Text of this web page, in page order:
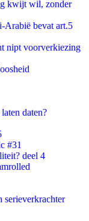
kwijt wil, zonder
Arabië bevat art.5
nipt voorverkiezing
daten?
#31
deel 4
serieverkrachter